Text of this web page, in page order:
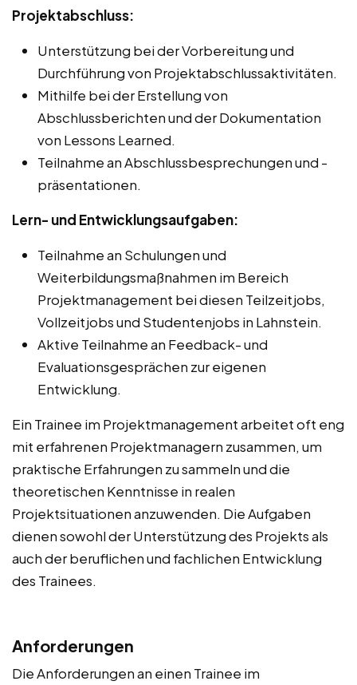
Projektabschluss:
Unterstützung bei der Vorbereitung und
Durchführung von Projektabschlussaktivitäten.
Mithilfe bei der Erstellung von
Abschlussberichten und der Dokumentation
von Lessons Learned.
Teilnahme an Abschlussbesprechungen und -
präsentationen.
Lern- und Entwicklungsaufgaben:
Teilnahme an Schulungen und
Weiterbildungsmaßnahmen im Bereich
Projektmanagement bei diesen Teilzeitjobs,
Vollzeitjobs und Studentenjobs in Lahnstein.
Aktive Teilnahme an Feedback- und
Evaluationsgesprächen zur eigenen
Entwicklung.
Ein Trainee im Projektmanagement arbeitet oft eng
mit erfahrenen Projektmanagern zusammen, um
praktische Erfahrungen zu sammeln und die
theoretischen Kenntnisse in realen
Projektsituationen anzuwenden. Die Aufgaben
dienen sowohl der Unterstützung des Projekts als
auch der beruflichen und fachlichen Entwicklung
des Trainees.
Anforderungen
Die Anforderungen an einen Trainee im